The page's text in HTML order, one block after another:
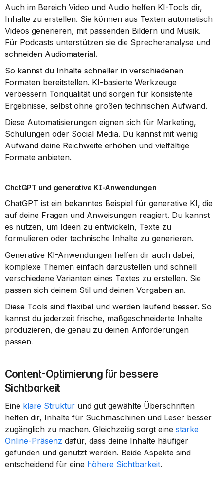
Auch im Bereich Video und Audio helfen KI-Tools dir,
Inhalte zu erstellen. Sie können aus Texten automatisch
Videos generieren, mit passenden Bildern und Musik.
Für Podcasts unterstützen sie die Sprecheranalyse und
schneiden Audiomaterial.
So kannst du Inhalte schneller in verschiedenen
Formaten bereitstellen. KI-basierte Werkzeuge
verbessern Tonqualität und sorgen für konsistente
Ergebnisse, selbst ohne großen technischen Aufwand.
Diese Automatisierungen eignen sich für Marketing,
Schulungen oder Social Media. Du kannst mit wenig
Aufwand deine Reichweite erhöhen und vielfältige
Formate anbieten.
ChatGPT und generative KI-Anwendungen
ChatGPT ist ein bekanntes Beispiel für generative KI, die
auf deine Fragen und Anweisungen reagiert. Du kannst
es nutzen, um Ideen zu entwickeln, Texte zu
formulieren oder technische Inhalte zu generieren.
Generative KI-Anwendungen helfen dir auch dabei,
komplexe Themen einfach darzustellen und schnell
verschiedene Varianten eines Textes zu erstellen. Sie
passen sich deinem Stil und deinen Vorgaben an.
Diese Tools sind flexibel und werden laufend besser. So
kannst du jederzeit frische, maßgeschneiderte Inhalte
produzieren, die genau zu deinen Anforderungen
passen.
Content-Optimierung für bessere
Sichtbarkeit
Eine klare Struktur und gut gewählte Überschriften
helfen dir, Inhalte für Suchmaschinen und Leser besser
zugänglich zu machen. Gleichzeitig sorgt eine starke
Online-Präsenz dafür, dass deine Inhalte häufiger
gefunden und genutzt werden. Beide Aspekte sind
entscheidend für eine höhere Sichtbarkeit.